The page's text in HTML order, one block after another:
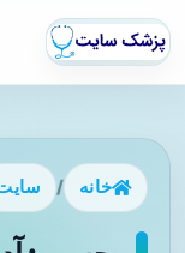
خانه /